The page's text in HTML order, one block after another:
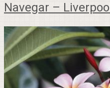
Navegar – Liverpool